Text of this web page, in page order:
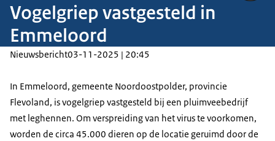
Vogelgriep vastgesteld in
Emmeloord
Nieuwsbericht03-11-2025 | 20:45
In Emmeloord, gemeente Noordoostpolder, provincie
Flevoland, is vogelgriep vastgesteld bij een pluimveebedrijf
met leghennen. Om verspreiding van het virus te voorkomen,
worden de circa 45.000 dieren op de locatie geruimd door de